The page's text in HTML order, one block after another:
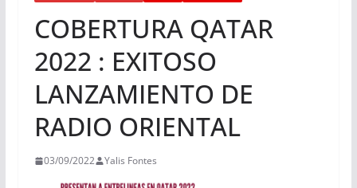
COBERTURA QATAR
2022 : EXITOSO
LANZAMIENTO DE
RADIO ORIENTAL
03/09/2022 Yalis Fontes